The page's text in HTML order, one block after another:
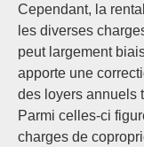
Cependant, la
les diverses
peut largement
apporte une
des loyers annuels
Parmi celles-ci
charges de